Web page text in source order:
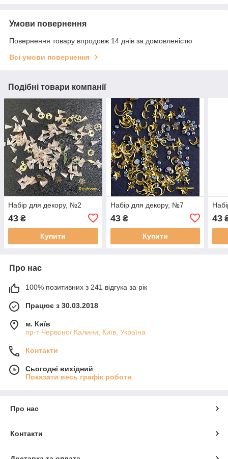
Умови повернення
Повернення товару впродовж 14 днів за домовленістю
Всі умови повернення
Подібні товари компанії
Набір для декору, №2
43 ₴
Купити
Набір для декору, №7
43₴
Купити
43
Про нас
100% позитивних з 241 відгука за рік
Працює з 30.03.2018
м. Київ
пр-т Червоної Калини, Київ, Україна
Контакти
Сьогодні вихідний
Показати весь графік роботи
Про нас
Контакти